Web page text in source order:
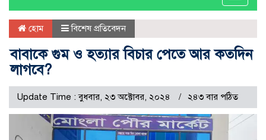
হোম বিশেষ প্রতিবেদন
বাবাকে গুম ও হত্যার বিচার পেতে আর কতদিন
লাগবে?
Update Time : বুধবার, ২৩ অক্টোবর, ২০২৪ ২৪৩ বার পঠিত